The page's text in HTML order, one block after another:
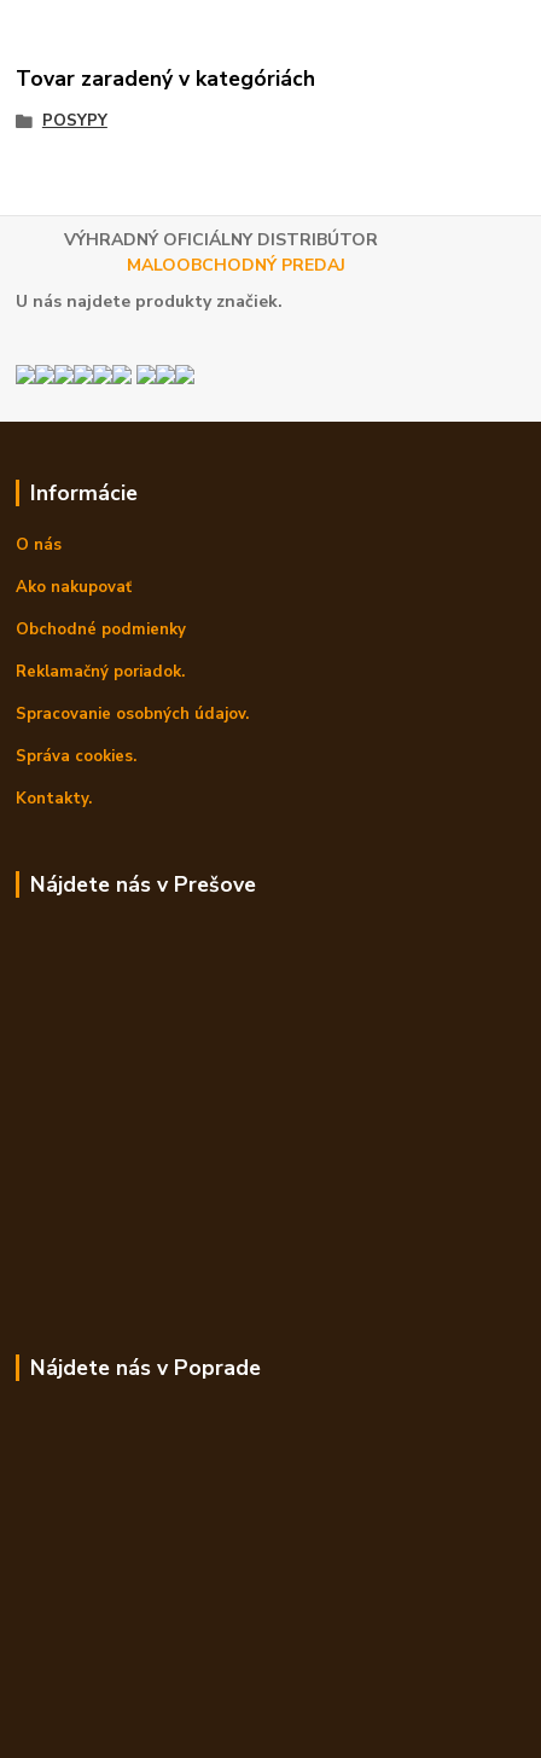
Tovar zaradený v kategóriách
POSYPY
VÝHRADNÝ OFICIÁLNY DISTRIBÚTOR
MALOOBCHODNÝ PREDAJ
U nás najdete produkty značiek.
Informácie
O nás
Ako nakupovať
Obchodné podmienky
Reklamačný poriadok.
Spracovanie osobných údajov.
Správa cookies.
Kontakty.
Nájdete nás v Prešove
Nájdete nás v Poprade